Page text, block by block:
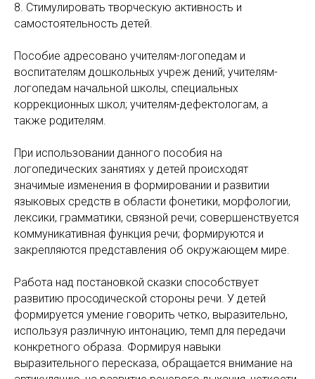
8. Стимулировать творческую активность и
самостоятельность детей.
Пособие адресовано учителям-логопедам и
воспитателям дошкольных учреж дений; учителям-
логопедам начальной школы, специальных
коррекционных школ; учителям-дефектологам, а
также родителям.
При использовании данного пособия на
логопедических занятиях у детей происходят
значимые изменения в формировании и развитии
языковых средств в области фонетики, морфологии,
лексики, грамматики, связной речи; совершенствуется
коммуникативная функция речи; формируются и
закрепляются представления об окружающем мире.
Работа над постановкой сказки способствует
развитию просодической стороны речи. У детей
формируется умение говорить четко, выразительно,
используя различную интонацию, темп для передачи
конкретного образа. Формируя навыки
выразительного пересказа, обращается внимание на